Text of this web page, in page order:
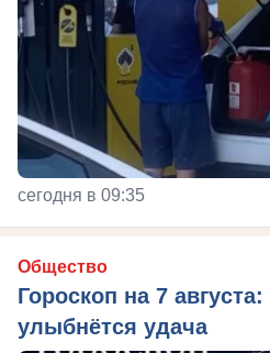
сегодня в 09:35
Общество
Гороскоп на 7
улыбнётся удача